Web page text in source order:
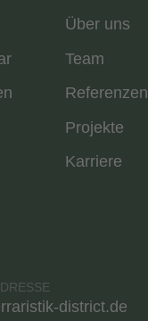
Über uns
Team
Referenzen
Projekte
Karriere
district.de